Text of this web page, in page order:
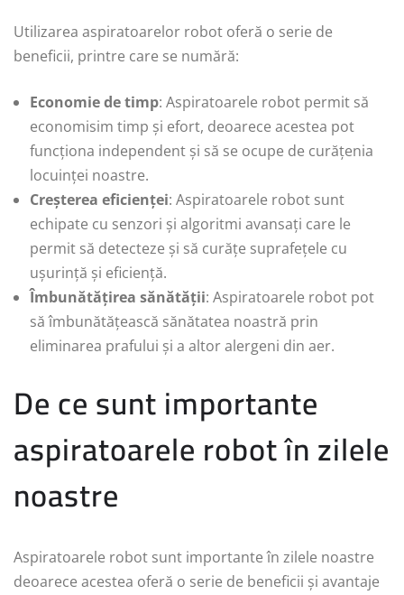
Utilizarea aspiratoarelor robot oferă o serie de
beneficii, printre care se numără:
Economie de timp: Aspiratoarele robot permit să
economisim timp și efort, deoarece acestea pot
funcționa independent și să se ocupe de curățenia
locuinței noastre.
Creșterea eficienței: Aspiratoarele robot sunt
echipate cu senzori și algoritmi avansați care le
permit să detecteze și să curățe suprafețele cu
ușurință și eficiență.
Îmbunătățirea sănătății: Aspiratoarele robot pot
să îmbunătățească sănătatea noastră prin
eliminarea prafului și a altor alergeni din aer.
De ce sunt importante
aspiratoarele robot în zilele
noastre
Aspiratoarele robot sunt importante în zilele noastre
deoarece acestea oferă o serie de beneficii și avantaje